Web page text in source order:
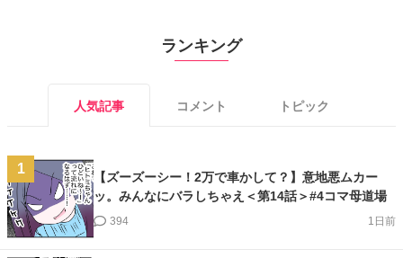
ランキング
人気記事 コメント トピック
1
【ズーズーシー！2万で車かして？】意地悪ムカー
ッ。みんなにバラしちゃえ＜第14話＞#4コマ母道場
1日前
394